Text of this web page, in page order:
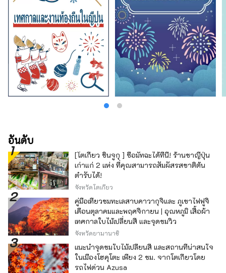
อันดับ
[โตเกียว ชินจูกุ ] ซื้อมัทฉะได้ที่นี่! ร้านชาญี่ปุ่น
เก่าแก่ 2 แห่ง ที่คุณสามารถสัมผัสรสชาติต้น
ตำรับได้!
จังหวัดโตเกียว
คู่มือเที่ยวชมทะเลสาบคาวากุจิและ ภูเขาไฟฟูจิ
เดือนตุลาคมและพฤศจิกายน | อุณหภูมิ เสื้อผ้า
เทศกาลใบไม้เปลี่ยนสี และจุดชมวิว
จังหวัดยามานาชิ
แนะนำจุดชมใบไม้เปลี่ยนสี และสถานที่น่าสนใจ
ในเมืองโฮคุโตะ เพียง 2 ชม. จากโตเกียวโดย
รถไฟด่วน Azusa